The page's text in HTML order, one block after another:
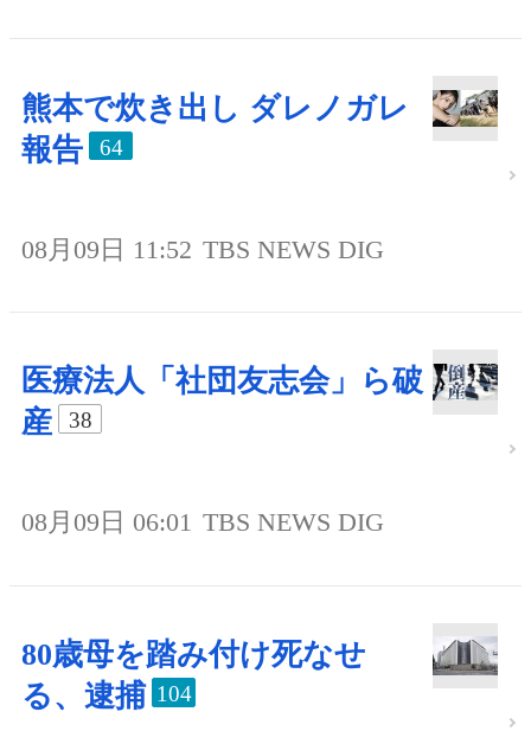
熊本で炊き出し ダレノガレ
報告
64
08月09日 11:52 TBS NEWS DIG
医療法人「社団友志会」ら破
産
38
08月09日 06:01 TBS NEWS DIG
80歳母を踏み付け死なせ
る、逮捕 104